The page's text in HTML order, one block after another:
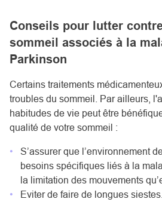
Conseils pour lutter
sommeil associés à la
Parkinson
Certains traitements
troubles du sommeil. Par ailleurs,
habitudes de vie peut être
qualité de votre sommeil :
S’assurer que l’environnement
besoins spécifiques liés à la
la limitation des mouvements
Eviter de faire de longues